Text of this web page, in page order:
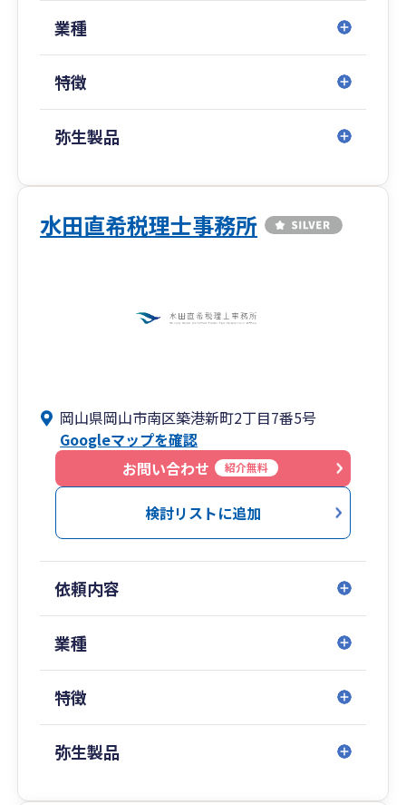
業種
特徴
弥生製品
水田直希税理士事務所
岡山県岡山市南区築港新町2丁目7番5号
Googleマップを確認
お問い合わせ
紹介無料
検討リストに追加
依頼内容
業種
特徴
弥生製品